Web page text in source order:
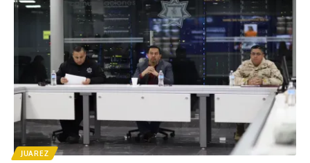
JUAREZ